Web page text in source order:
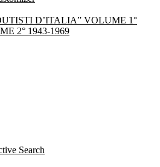
D’ITALIA” VOLUME 1°
2° 1943-1969
Search